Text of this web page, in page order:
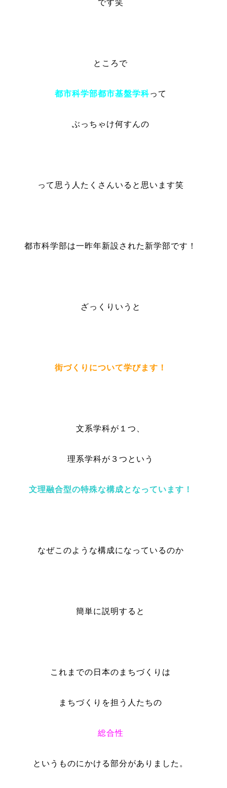
です笑
ところで
都市科学部都市基盤学科って
ぶっちゃけ何すんの
って思う人たくさんいると思います笑
都市科学部は一昨年新設された新学部です！
ざっくりいうと
街づくりについて学びます！
文系学科が１つ、
理系学科が３つという
文理融合型の特殊な構成となっています！
なぜこのような構成になっているのか
簡単に説明すると
これまでの日本のまちづくりは
まちづくりを担う人たちの
総合性
というものにかける部分がありました。